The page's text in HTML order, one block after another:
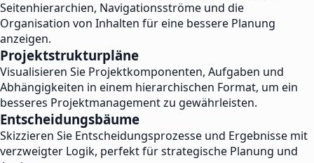
Seitenhierarchien, Navigationsströme und die
Organisation von Inhalten für eine bessere Planung
anzeigen.
Projektstrukturpläne
Visualisieren Sie Projektkomponenten, Aufgaben und
Abhängigkeiten in einem hierarchischen Format, um ein
besseres Projektmanagement zu gewährleisten.
Entscheidungsbäume
Skizzieren Sie Entscheidungsprozesse und Ergebnisse mit
verzweigter Logik, perfekt für strategische Planung und